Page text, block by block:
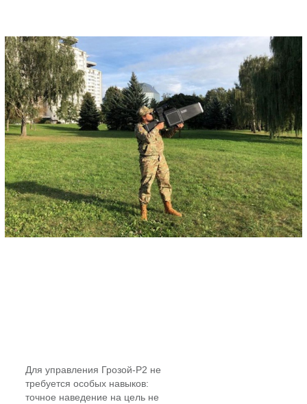
Для управления Грозой-Р2 не
требуется особых навыков:
точное наведение на цель не